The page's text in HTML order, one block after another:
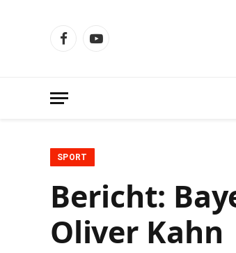
FacebookYouTube
SPORT
Bericht:
Oliver Kahn